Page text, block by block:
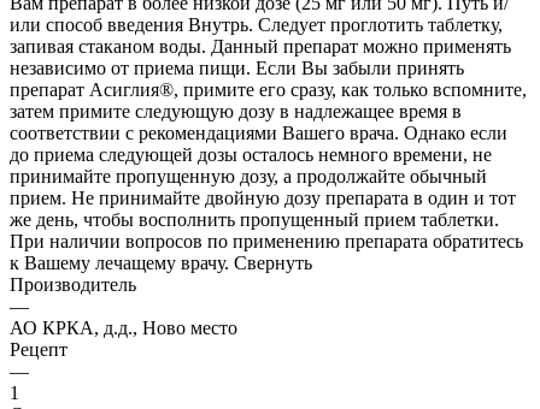
или способ введения Внутрь. Следует проглотить таблетку,
запивая стаканом воды. Данный препарат можно применять
независимо от приема пищи. Если Вы забыли принять
препарат Асиглия®, примите его сразу, как только вспомните,
затем примите следующую дозу в надлежащее время в
соответствии с рекомендациями Вашего врача. Однако если
до приема следующей дозы осталось немного времени, не
принимайте пропущенную дозу, а продолжайте обычный
прием. Не принимайте двойную дозу препарата в один и тот
же день, чтобы восполнить пропущенный прием таблетки.
При наличии вопросов по применению препарата обратитесь
к Вашему лечащему врачу. Свернуть
Производитель
—
АО КРКА, д.д., Ново место
Рецепт
—
1